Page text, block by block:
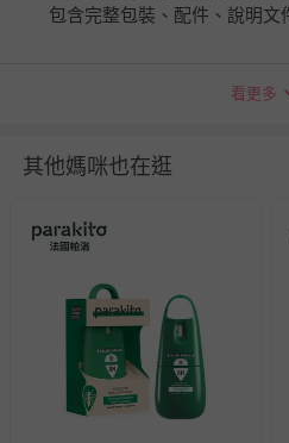
包含完整包裝、配件、說明文
瑕疵退換貨所產生的運費，
並點選『我要退貨』即可進行
至媽咪愛LINE@客服ID:
留商品未達活動門檻，將以
回。
部分商品依據消費者保護法的
豫期範圍：
看更多
其他媽咪也在逛